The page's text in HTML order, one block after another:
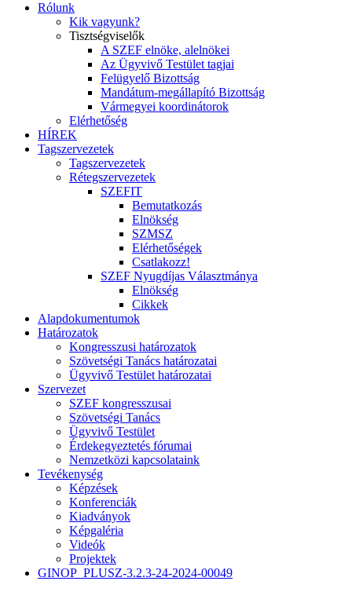
Rólunk
Kik vagyunk?
Tisztségviselők
A SZEF elnöke, alelnökei
Az Ügyvivő Testület tagjai
Felügyelő Bizottság
Mandátum-megállapító Bizottság
Vármegyei koordinátorok
Elérhetőség
HÍREK
Tagszervezetek
Tagszervezetek
Rétegszervezetek
SZEFIT
Bemutatkozás
Elnökség
SZMSZ
Elérhetőségek
Csatlakozz!
SZEF Nyugdíjas Választmánya
Elnökség
Cikkek
Alapdokumentumok
Határozatok
Kongresszusi határozatok
Szövetségi Tanács határozatai
Ügyvivő Testület határozatai
Szervezet
SZEF kongresszusai
Szövetségi Tanács
Ügyvivő Testület
Érdekegyeztetés fórumai
Nemzetközi kapcsolataink
Tevékenység
Képzések
Konferenciák
Kiadványok
Képgaléria
Videók
Projektek
GINOP_PLUSZ-3.2.3-24-2024-00049